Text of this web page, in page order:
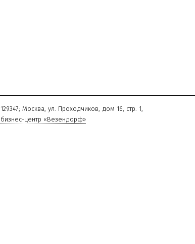
129347; Москва ул. Проходчиков, дом 16, стр. 1,
бизнес-центр «Везендорф»